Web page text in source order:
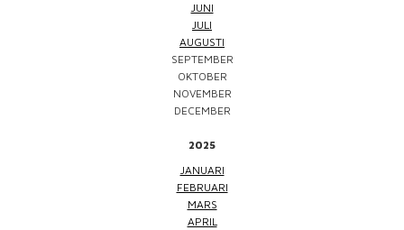
JUNI
JULI
AUGUSTI
SEPTEMBER
OKTOBER
NOVEMBER
DECEMBER
2025
JANUARI
FEBRUARI
MARS
APRIL